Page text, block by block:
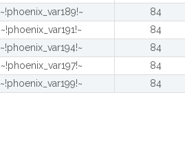
~!phoenix_var189!~
84
~!phoenix_var191!~
84
~!phoenix_var194!~
84
~!phoenix_var197!~
84
~!phoenix_var199!~ 84